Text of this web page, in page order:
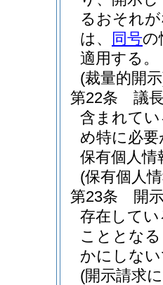
るおそれ
は、
同号の
適用する。
(裁量的開
第22条
議
含まれて
め特に必
保有個人
(保有個人
第23条
開
存在して
こととな
かにしな
(開示請求